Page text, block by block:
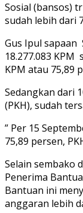
Sosial (bansos)
sudah lebih dari
Gus Ipul sapaan
18.277.083 KPM
KPM atau 75,89
Sedangkan dari
(PKH), sudah
” Per 15
75,89 persen,
Selain sembako
Penerima
Bantuan ini
anggaran lebih